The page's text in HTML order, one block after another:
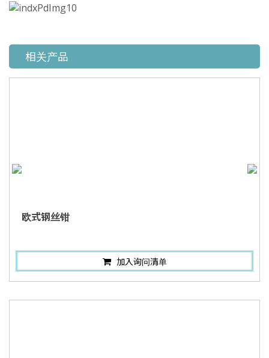
相关产品
欧式钢丝钳
加入询问清单